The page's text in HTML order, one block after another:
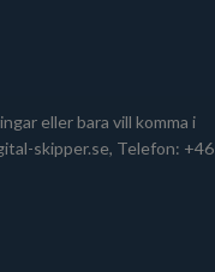
eller bara vill komma i
skipper.se, Telefon: +46